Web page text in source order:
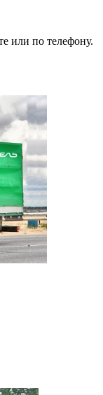
или по телефону.